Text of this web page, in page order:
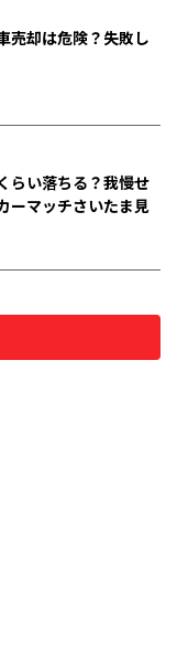
売却は危険？失敗し
らい落ちる？我慢せ
ーマッチさいたま見